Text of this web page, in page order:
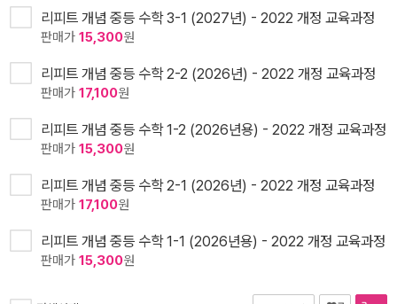
리피트 개념 중등 수학 3-1 (2027년) - 2022 개정 교육과정
판매가 15,300원
리피트 개념 중등 수학 2-2 (2026년) - 2022 개정 교육과정
판매가 17,100원
리피트 개념 중등 수학 1-2 (2026년용) - 2022 개정 교육과정
판매가 15,300원
리피트 개념 중등 수학 2-1 (2026년) - 2022 개정 교육과정
판매가 17,100원
리피트 개념 중등 수학 1-1 (2026년용) - 2022 개정 교육과정
판매가 15,300원